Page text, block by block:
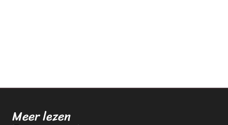
Meer lezen